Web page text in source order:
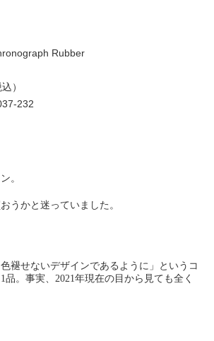
Rubber
）
232
。
うかと迷っていました。
色褪せないデザインであるように」というコ
品。事実、2021年現在の目から見ても全く